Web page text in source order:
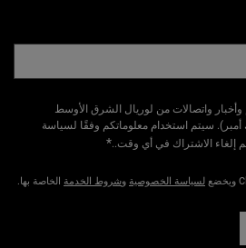
واتصالات من لوريال الشرق الأوسط
سيتم استخدام معلوماتكم وفقًا لسياسة
إلغاء الاشتراك في أي وقت.​.
*
لسياسة الخصوصية وشروط الخدمة الخاصة بها.